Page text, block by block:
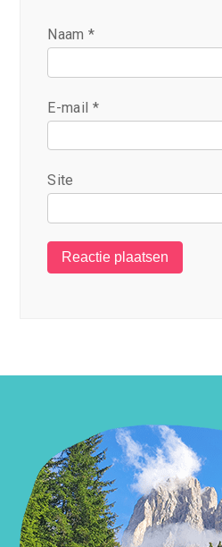
Naam*
E-mail *
Site